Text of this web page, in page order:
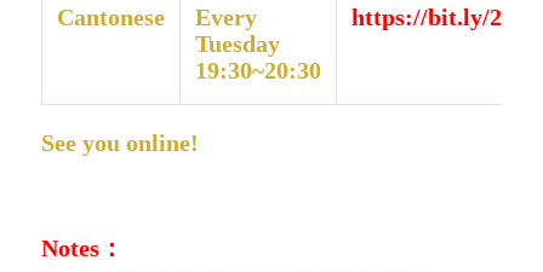
Cantonese
Every
Tuesday
19:30~20:30
https://bit.ly/
See you online!
Notes：